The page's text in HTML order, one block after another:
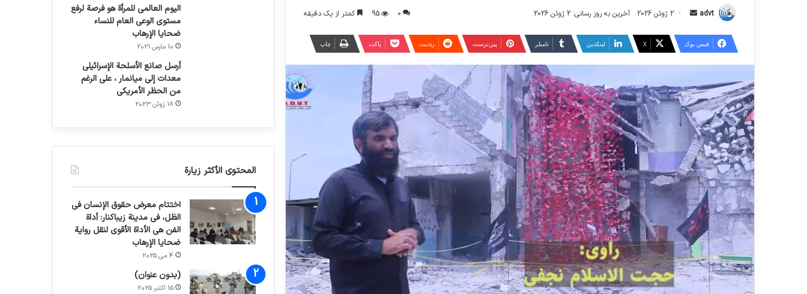
advt ارسال
2 ژوئن 2026 آخرین به روز رسانی: 2 ژوئن 2026 0
95 کمتر از یک دقیقه
فیس بوک X لینکدین ‫تامبلر ‫پین‌ترست ‫رددیت پاکت چاپ
اليوم العالمي للمرأة هو فرصة لرفع
مستوى الوعي العام للنساء
ضحايا الإرهاب
10 مارس 2021
أرسل صانع الأسلحة الإسرائيلي
معدات إلى ميانمار ، على الرغم
من الحظر الأمريكي
18 ژوئن 2023
المحتوى الأكثر زيارة
اختتام معرض حقوق الإنسان في
الظل، في مدينة زيباكنار: أداة
الفن هي الأداة الأقوى لنقل رواية
ضحايا الإرهاب
4 می 2025
(بدون عنوان)
15 اکتبر 2025